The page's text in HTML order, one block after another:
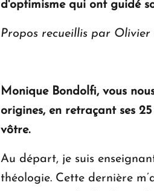
d'optimisme qui ont guidé
Propos recueillis par
Monique Bondolfi, vous
origines, en retraçant ses
vôtre.
Au départ, je suis
théologie. Cette dernière